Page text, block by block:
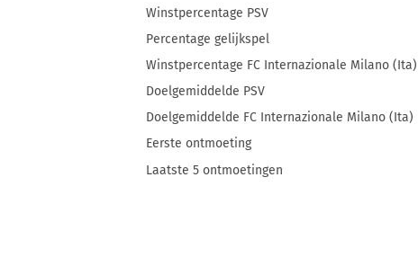
Winstpercentage PSV
Percentage gelijkspel
Winstpercentage FC Internazionale Milano (Ita)
Doelgemiddelde PSV
Doelgemiddelde FC Internazionale Milano (Ita)
Eerste ontmoeting
Laatste 5 ontmoetingen